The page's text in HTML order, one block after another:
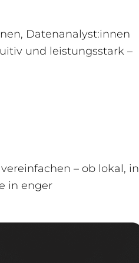
Datenanalyst:innen
und leistungsstark –
– ob lokal, in
in enger